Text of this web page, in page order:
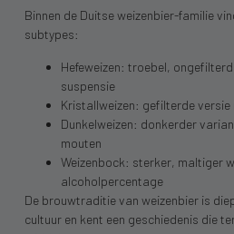
Binnen de Duitse weizenbier-familie
subtypes:
Hefeweizen: troebel,
suspensie
Kristallweizen: gefilterde
Dunkelweizen: donkerder
mouten
Weizenbock: sterker, maltiger
alcoholpercentage
De brouwtraditie van weizenbier is
cultuur en kent een geschiedenis die